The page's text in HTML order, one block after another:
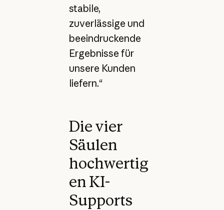
stabile,
zuverlässige und
beeindruckende
Ergebnisse für
unsere Kunden
liefern.“
Die vier
Säulen
hochwertig
en KI-
Supports